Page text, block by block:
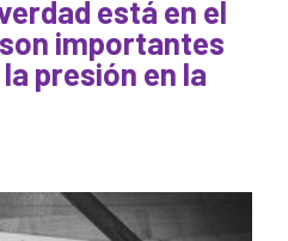
está en el
importantes
presión en la